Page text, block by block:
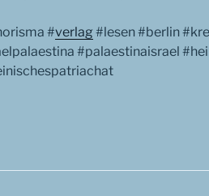
#verlag #lesen #berlin
#palaestinaisrael